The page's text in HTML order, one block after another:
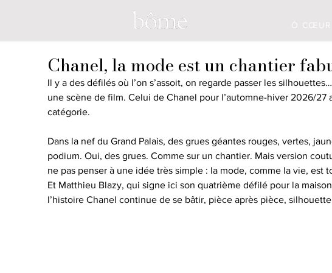
Ô CŒUR
Chanel, la mode est un chantier
Il y a des défilés où l’on s’assoit, on regarde passer les
une scène de film. Celui de Chanel pour l’automne-hiver 2026/
catégorie.
Dans la nef du Grand Palais, des grues géantes rouges, vertes,
podium. Oui, des grues. Comme sur un chantier. Mais version
ne pas penser à une idée très simple : la mode, comme la vie, est
Et Matthieu Blazy, qui signe ici son quatrième défilé pour la
l’histoire Chanel continue de se bâtir, pièce après pièce,